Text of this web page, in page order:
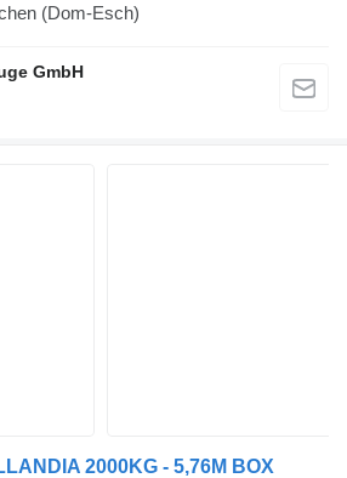
(Dom-Esch)
GmbH
2000KG - 5,76M BOX